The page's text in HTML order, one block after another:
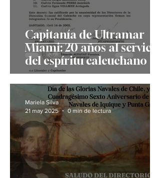
Capitanía de Ultramar
Miami: 20 años al servicio
del espíritu caleuchano
Mariela Silva
21 may 2025
0 min de lectura